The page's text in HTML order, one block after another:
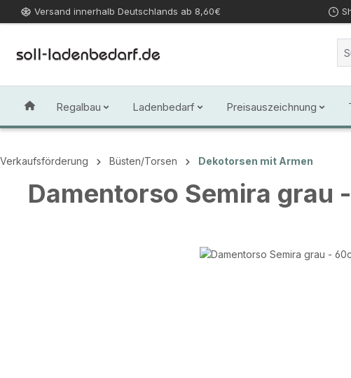
Hauptinhalt springen
Zur Suche springen
Zur Hauptnavigation springen
Versand innerhalb Deutschlands ab 8,60€
Regalbau Ladenbedarf Preisauszeichnung
Verkaufsförderung Büsten/Torsen Dekotorsen mit Armen
Damentorso Semira grau